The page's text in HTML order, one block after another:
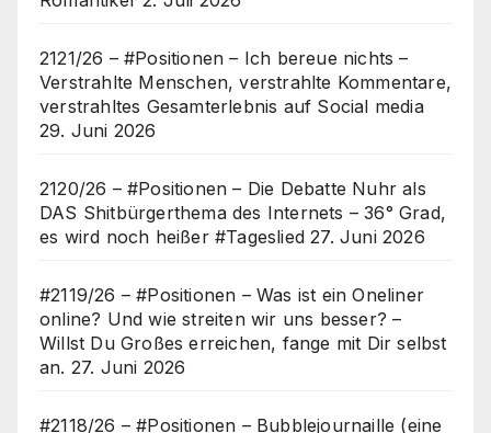
2121/26 – #Positionen – Ich bereue nichts –
Verstrahlte Menschen, verstrahlte Kommentare,
verstrahltes Gesamterlebnis auf Social media
29. Juni 2026
2120/26 – #Positionen – Die Debatte Nuhr als
DAS Shitbürgerthema des Internets – 36° Grad,
es wird noch heißer #Tageslied 27. Juni 2026
#2119/26 – #Positionen – Was ist ein Oneliner
online? Und wie streiten wir uns besser? –
Willst Du Großes erreichen, fange mit Dir selbst
an. 27. Juni 2026
#2118/26 – #Positionen – Bubblejournaille (eine